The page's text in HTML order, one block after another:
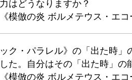
はどうなりますか？
模倣の炎 ボルメテウス・エコ
ック・パラレル》の「出た時」
た。自分はその「出た時」の
模倣の炎 ボルメテウス・エコ